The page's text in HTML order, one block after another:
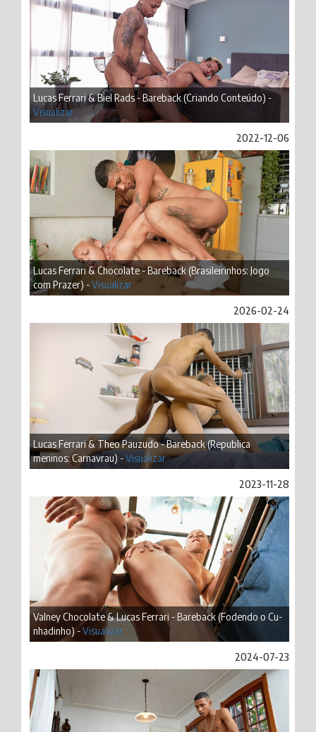
Lucas Ferrari & Biel Rads - Bareback (Criando Conteúdo) -
Visualizar
2022-12-06
Lucas Ferrari & Chocolate - Bareback (Brasileirinhos: Jogo
com Prazer) -Visualizar
2026-02-24
Lucas Ferrari & Theo Pauzudo - Bareback (Republica
meninos: Carnavrau) -Visualizar
2023-11-28
Valney Chocolate & Lucas Ferrari - Bareback (Fodendo o Cu-
nhadinho) -Visualizar
2024-07-23